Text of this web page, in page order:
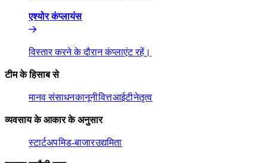
एश्योर कंप्लायंस​​
विस्तार करने के दौरान कंप्लाएंट रहें।​​
टीम के हिसाब से​​
मानव संसाधन​​कानूनी​​वित्त​​आईटी​​नेतृत्व​​
व्यवसाय के आकार के अनुसार​​
स्टार्टअप​​मिड-बाजार​​उद्यमिता​​